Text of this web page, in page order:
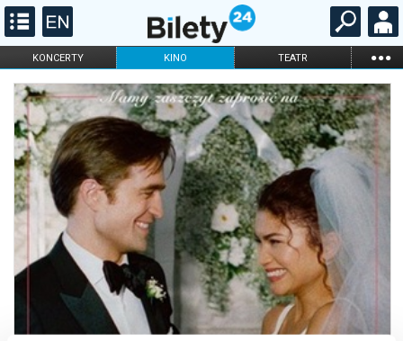
KONCERTY KINO TEATR ...
FILHARMONIA OPERA I BALET
STAND-UP
DLA DZIECI
ONLINE KARNETY